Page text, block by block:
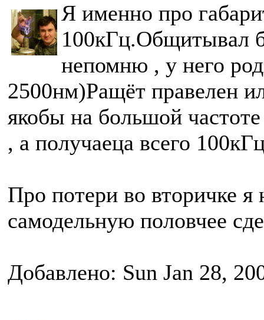
Я именно про
100кГц.Общитывал
непомню , у него
2500нм)Ращёт правелен
якобы на большой
, а получаеца всего
Про потери во вторичке
самодельную половчее
Добавлено: Sun Jan 28,